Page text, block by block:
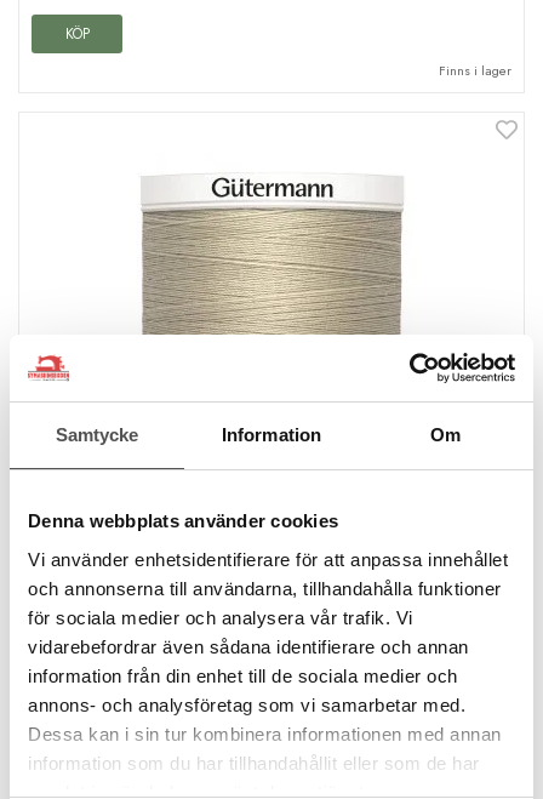
Samtycke Information Om
Denna webbplats använder cookies
Vi använder enhetsidentifierare för att anpassa innehållet
och annonserna till användarna, tillhandahålla funktioner
för sociala medier och analysera vår trafik. Vi
vidarebefordrar även sådana identifierare och annan
information från din enhet till de sociala medier och
annons- och analysföretag som vi samarbetar med.
Dessa kan i sin tur kombinera informationen med annan
information som du har tillhandahållit eller som de har
samlat in när du har använt deras tjänster.
KÖP
Finns i lager
Gütermann
Gütermann Alltråd 1000m 722 beige
1000 meter
100% polyester
Oeko-Tex
109 kr